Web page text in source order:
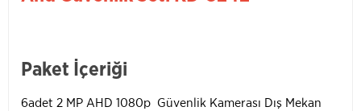
Paket İçeriği
6adet 2 MP AHD 1080p Güvenlik Kamerası Dış Mekan